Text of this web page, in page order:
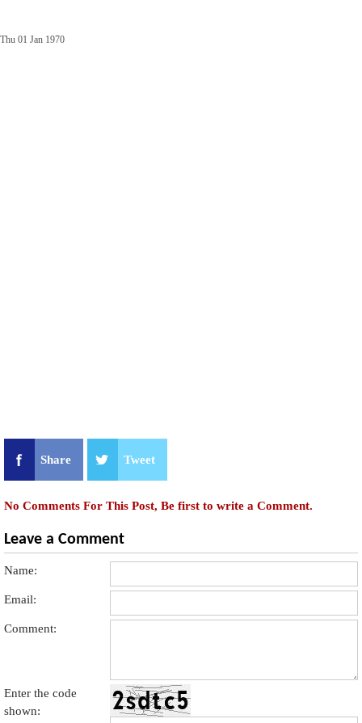
Thu 01 Jan 1970
Share Tweet
No Comments For This Post, Be first to write a Comment.
Leave a Comment
Name:
Email:
Comment:
Enter the code
shown: